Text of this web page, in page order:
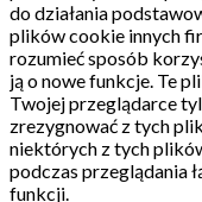
do działania
plików cookie innych
rozumieć sposób
ją o nowe funkcje. Te
Twojej przeglądarce
zrezygnować z tych
niektórych z tych
podczas przeglądania
funkcji.